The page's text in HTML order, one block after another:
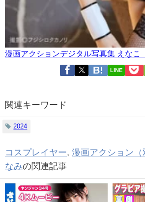
漫画アクションデジタル写真集 えなこ
LINE
関連キーワード
2024
コスプレイヤー, 漫画アクション（
なみの関連記事